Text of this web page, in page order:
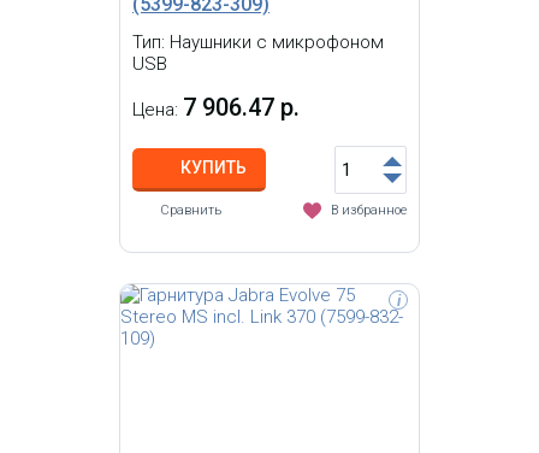
(5399-823-309)
Тип: Наушники с микрофоном
USB
Цена: 7 906.47 р.
КУПИТЬ
Сравнить В избранное
i